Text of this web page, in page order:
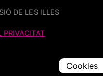
DE LES ILLES
PRIVACITAT
Cookies